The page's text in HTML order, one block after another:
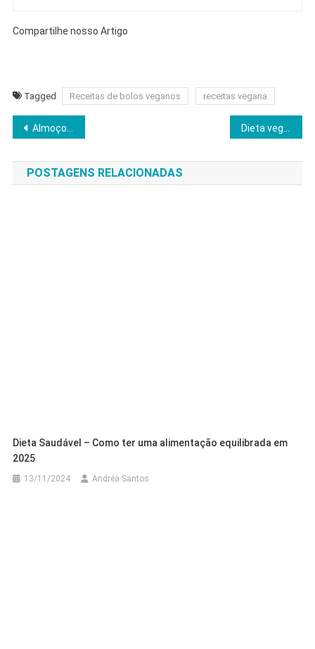
Compartilhe nosso Artigo
Tagged Receitas de bolos veganos receitas vegana
Navegação
de
Post
Almoço saudável – 15 Dicas rápidas e fáceis Dieta vegana saudável benefícios e dicas
POSTAGENS RELACIONADAS
Dieta Saudável – Como ter uma alimentação equilibrada em
2025
13/11/2024 Andréa Santos